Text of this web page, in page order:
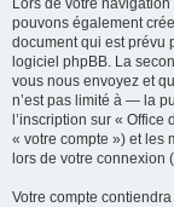
Lors de votre
pouvons également
document qui est prévu
logiciel phpBB. La
vous nous envoyez et
n’est pas limité à — la
l’inscription sur «
« votre compte ») et les
lors de votre connexion
Votre compte